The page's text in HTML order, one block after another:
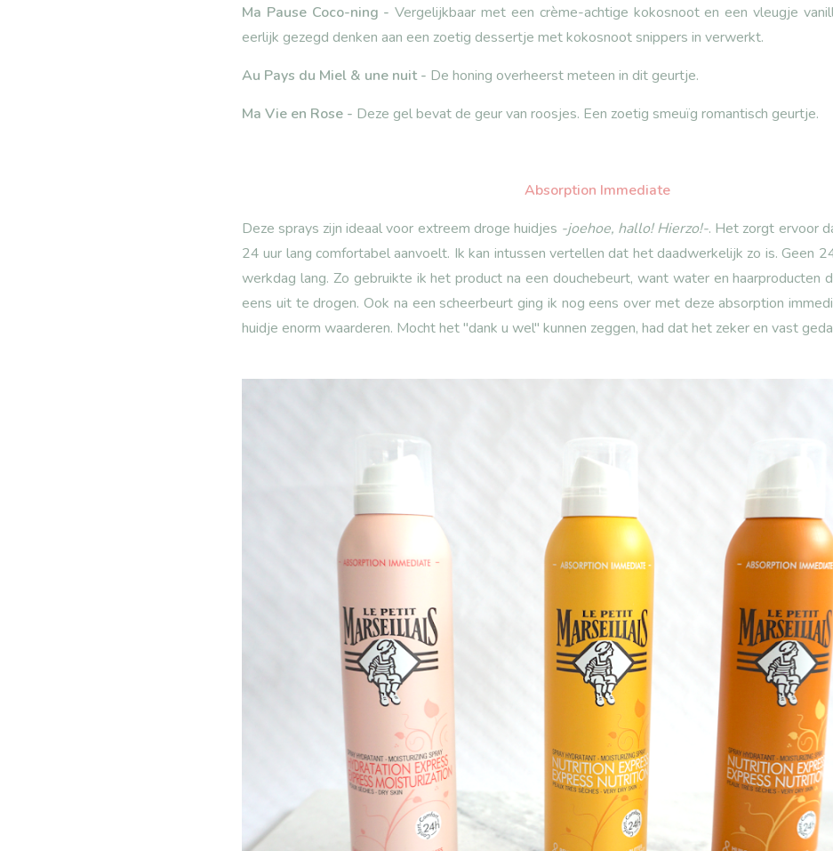
Ma Pause Coco-ning -Vergelijkbaar met een crème-achtige kokosnoot en een vleugje
eerlijk gezegd denken aan een zoetig dessertje met kokosnoot snippers in verwerkt.
Au Pays du Miel & une nuit - De honing overheerst meteen in dit geurtje.
Ma Vie en Rose - Deze gel bevat de geur van roosjes. Een zoetig smeuïg romantisch geurtje.
Absorption Immediate
Deze sprays zijn ideaal voor extreem droge huidjes -joehoe, hallo! Hierzo!-. Het zorgt ervoor
24 uur lang comfortabel aanvoelt. Ik kan intussen vertellen dat het daadwerkelijk zo is. Geen
werkdag lang. Zo gebruikte ik het product na een douchebeurt, want water en haarproducten
eens uit te drogen. Ook na een scheerbeurt ging ik nog eens over met deze absorption
huidje enorm waarderen. Mocht het "dank u wel" kunnen zeggen, had dat het zeker en vast